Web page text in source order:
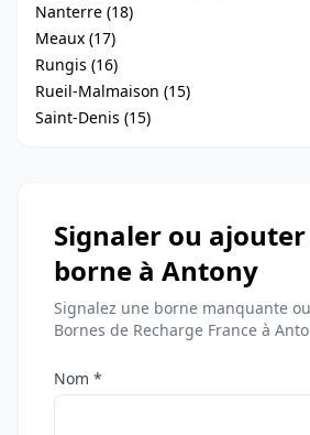
Nanterre (18)
Meaux (17)
Rungis (16)
Rueil-Malmaison (15)
Saint-Denis (15)
Signaler ou
borne à Antony
Signalez une borne manquante
Bornes de Recharge France à
Nom *